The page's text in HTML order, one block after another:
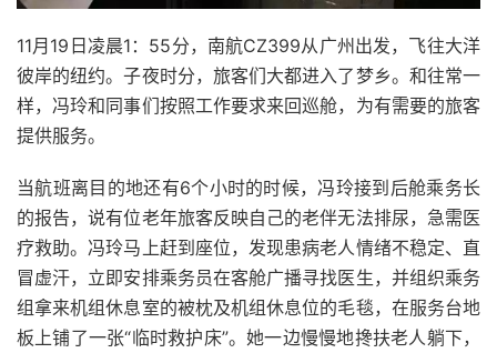
11月19日凌晨1：55分，南航CZ399从广州出发，飞往大洋
彼岸的纽约。子夜时分，旅客们大都进入了梦乡。和往常一
样，冯玲和同事们按照工作要求来回巡舱，为有需要的旅客
提供服务。
当航班离目的地还有6个小时的时候，冯玲接到后舱乘务长
的报告，说有位老年旅客反映自己的老伴无法排尿，急需医
疗救助。冯玲马上赶到座位，发现患病老人情绪不稳定、直
冒虚汗，立即安排乘务员在客舱广播寻找医生，并组织乘务
组拿来机组休息室的被枕及机组休息位的毛毯，在服务台地
板上铺了一张“临时救护床”。她一边慢慢地搀扶老人躺下，